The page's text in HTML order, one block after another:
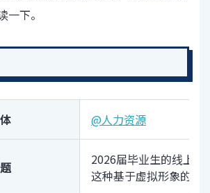
下。
@人力资源
2026届毕业生的线上
这种基于虚拟形象的面